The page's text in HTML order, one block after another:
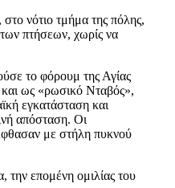
νότιο τμήμα της πόλης,
πτήσεων, χωρίς να
το φόρουμ της Αγίας
ως «ρωσικό Νταβός»,
εγκατάσταση και
απόσταση. Οι
με στήλη πυκνού
επομένη ομιλίας του